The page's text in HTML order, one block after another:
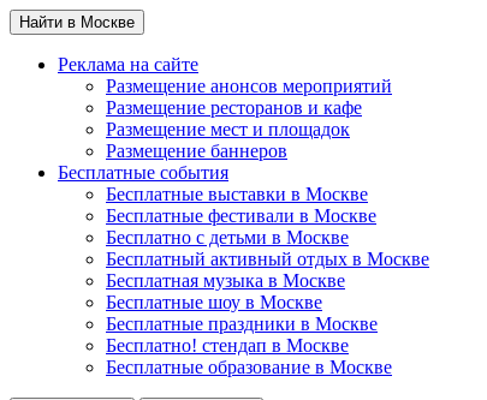
Найти в Москве
Реклама на сайте
Размещение анонсов мероприятий
Размещение ресторанов и кафе
Размещение мест и площадок
Размещение баннеров
Бесплатные события
Бесплатные выставки в Москве
Бесплатные фестивали в Москве
Бесплатно с детьми в Москве
Бесплатный активный отдых в Москве
Бесплатная музыка в Москве
Бесплатные шоу в Москве
Бесплатные праздники в Москве
Бесплатно! стендап в Москве
Бесплатные образование в Москве